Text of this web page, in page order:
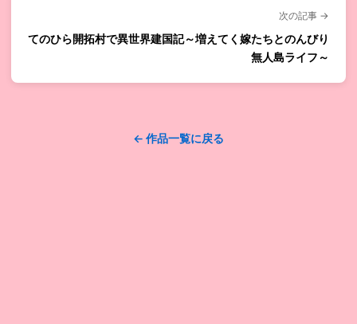
次の記事 →
てのひら開拓村で異世界建国記～増えてく嫁たちとのんびり
無人島ライフ～
← 作品一覧に戻る